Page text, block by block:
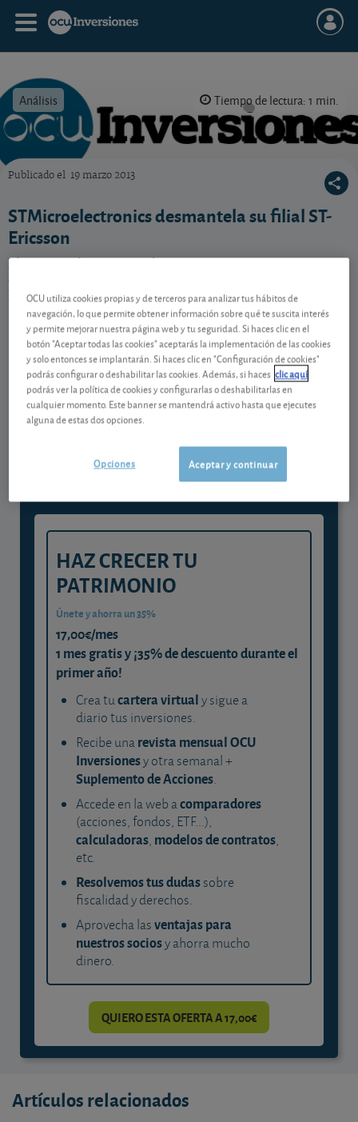
Análisis Tiempo de lectura: 1 min.
Publicado el 19 marzo 2013
STMicroelectronics desmantela su filial ST-
Ericsson
El grupo galo STMicroelectronics comunica su
Ericsson.
Contenido reservado a SOCIOS
Gestiona tu dinero con visión
experta
y consigue que cada euro trabaje
para ti
HAZ CRECER TU
PATRIMONIO
Únete y ahorra un 35%
17,00€/mes
1 mes gratis y ¡35% de descuento durante el
primer año!
Crea tucartera virtualy sigue a
diario tus inversiones.
Recibe unarevista mensual OCU
Inversionesy otra semanal +
Suplemento de Acciones.
Accede en la web acomparadores
(acciones, fondos, ETF...),
calculadoras, modelos de contratos,
etc.
Resolvemos tus dudassobre
fiscalidad y derechos.
Aprovecha lasventajas para
nuestros sociosy ahorra mucho
dinero.
QUIERO ESTA OFERTA A 17,00€
Artículos relacionados
OCU utiliza cookies propias y de terceros para analizar tus hábitos de
navegación, lo que permite obtener información sobre qué te suscita interés
y permite mejorar nuestra página web y tu seguridad. Si haces clic en el
botón "Aceptar todas las cookies" aceptarás la implementación de las cookies
y solo entonces se implantarán. Si haces clic en "Configuración de cookies"
podrás configurar o deshabilitar las cookies. Además, si haces clic aquí
podrás ver la política de cookies y configurarlas o deshabilitarlas en
cualquier momento. Este banner se mantendrá activo hasta que ejecutes
alguna de estas dos opciones.
Aceptar y continuar
Opciones